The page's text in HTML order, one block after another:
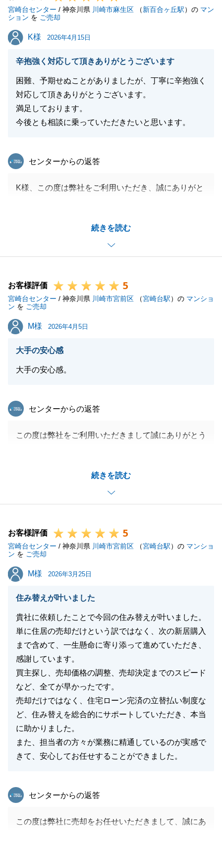
宮崎台センター / 神奈川県 川崎市麻生区 （新百合ヶ丘駅）の マン
ション を ご売却
K様
K様 2026年4月15日
辛抱強く対応して頂きありがとうございます
困難、予期せぬことがありましたが、丁寧に辛抱強く
対応して頂きありがとうございます。
満足しております。
今後とも相談に乗っていただきたいと思います。
続きを読む
東急リバブル
センターからの返答
K様、この度は弊社をご利用いただき、誠にありがと
売却活動にご協力いただき、大変感謝しております。
少し離れてしまいますが、今後もなにかお困り事がご
ざいましたらいつでもお気軽にお申し付けください。
この度は、大変お世話になりました。
ありがとうございました。
お客様評価 5
宮崎台センター / 神奈川県 川崎市宮前区 （宮崎台駅）の マンショ
ン を ご売却
M様
M様 2026年4月5日
大手の安心感
大手の安心感。
続きを読む
東急リバブル
センターからの返答
この度は弊社をご利用いただきまして誠にありがとう
たこと、大変嬉しく感じております。
スムーズにお取引を終えることができましたのも、M
様のご協力があってのおかげでございました。
にご相談くださいませ。
今後ともよろしくお願いいたします。
お客様評価 5
宮崎台センター / 神奈川県 川崎市宮前区 （宮崎台駅）の マンショ
ン を ご売却
M様
M様 2026年3月25日
住み替えが叶いました
貴社に依頼したことで今回の住み替えが叶いました。
単に住居の売却だけという訳ではなく、次の新居購入
まで含めて、一生懸命に寄り添って進めていただき、
感謝しています。
買主探し、売却価格の調整、売却決定までのスピード
など、全てが早かったです。
売却だけではなく、住宅ローン完済の立替払い制度な
ど、住み替えを総合的にサポートしていただき、本当
に助かりました。
また、担当者の方々が業務に精通しているのが実感で
きて、安心してお任せすることができました。
東急リバブル
センターからの返答
この度は弊社に売却をお任せいただきまして、誠にあ